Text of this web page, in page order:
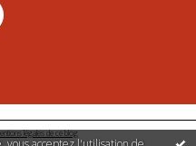
légales de ce blog